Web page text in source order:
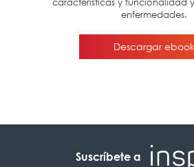
Suscríbete a